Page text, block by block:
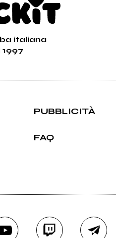
italiana
1997
PUBBLICITÀ
FAQ